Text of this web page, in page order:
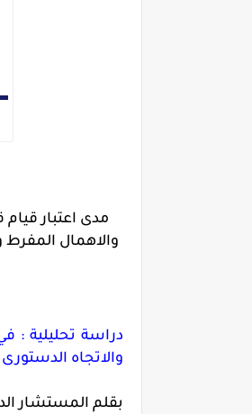
مدى اعتبار
والاهمال
دراسة تحليلية :
والاتجاه الدستورى
بقلم المستشار